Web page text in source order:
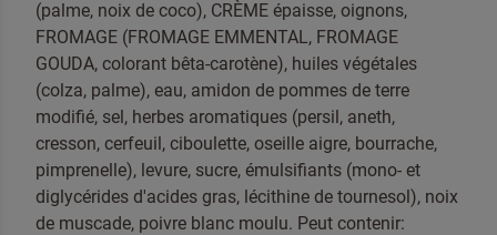
(palme, noix de coco), CRÈME épaisse, oignons,
FROMAGE (FROMAGE EMMENTAL, FROMAGE
GOUDA, colorant bêta-carotène), huiles végétales
(colza, palme), eau, amidon de pommes de terre
modifié, sel, herbes aromatiques (persil, aneth,
cresson, cerfeuil, ciboulette, oseille aigre, bourrache,
pimprenelle), levure, sucre, émulsifiants (mono- et
diglycérides d'acides gras, lécithine de tournesol), noix
de muscade, poivre blanc moulu. Peut contenir: